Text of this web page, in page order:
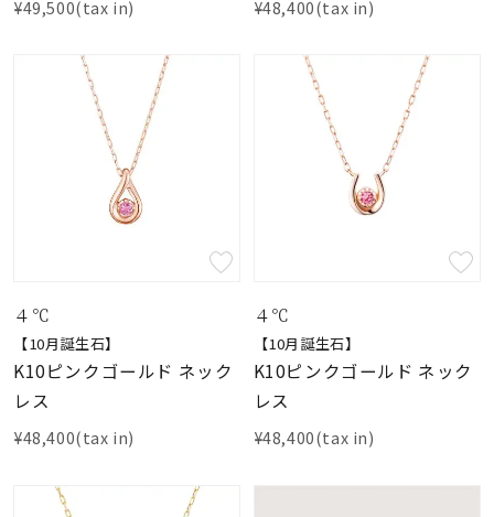
¥49,500(tax in) ¥48,400(tax in)
４℃
【10月誕生石】
K10ピンクゴールド ネック
レス
¥48,400(tax in)
４℃
【10月誕生石】
K10ピンクゴールド ネック
レス
¥48,400(tax in)